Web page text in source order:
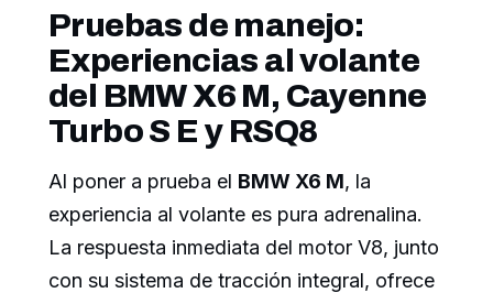
Pruebas de manejo:
Experiencias al volante
del BMW X6 M, Cayenne
Turbo S E y RSQ8
Al poner a prueba el BMW X6 M, la
experiencia al volante es pura adrenalina.
La respuesta inmediata del motor V8, junto
con su sistema de tracción integral, ofrece